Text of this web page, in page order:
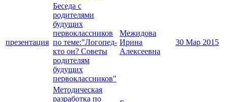
презентация
Беседа с
родителями
будущих
первоклассников
по теме:"Логопед-
кто он? Советы
родителям
будущих
первоклассников"
Межидова
Ирина
Алексеевна
30 Мар 2015
Методическая
разработка по